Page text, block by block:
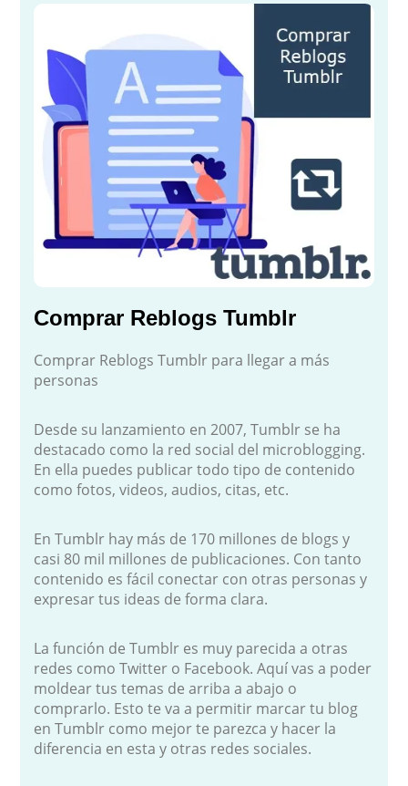
Comprar Reblogs Tumblr
Comprar Reblogs Tumblr para llegar a más
personas
Desde su lanzamiento en 2007, Tumblr se ha
destacado como la red social del microblogging.
En ella puedes publicar todo tipo de contenido
como fotos, videos, audios, citas, etc.
En Tumblr hay más de 170 millones de blogs y
casi 80 mil millones de publicaciones. Con tanto
contenido es fácil conectar con otras personas y
expresar tus ideas de forma clara.
La función de Tumblr es muy parecida a otras
redes como Twitter o Facebook. Aquí vas a poder
moldear tus temas de arriba a abajo o
comprarlo. Esto te va a permitir marcar tu blog
en Tumblr como mejor te parezca y hacer la
diferencia en esta y otras redes sociales.